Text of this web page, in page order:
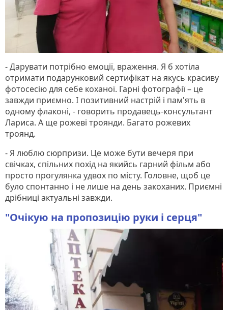
- Дарувати потрібно емоції, враження. Я б хотіла
отримати подарунковий сертифікат на якусь красиву
фотосесію для себе коханої. Гарні фотографії – це
завжди приємно. І позитивний настрій і пам'ять в
одному флаконі, - говорить продавець-консультант
Лариса. А ще рожеві троянди. Багато рожевих
троянд.
- Я люблю сюрпризи. Це може бути вечеря при
свічках, спільних похід на якийсь гарний фільм або
просто прогулянка удвох по місту. Головне, щоб це
було спонтанно і не лише на день закоханих. Приємні
дрібниці актуальні завжди.
"Очікую на пропозицію руки і серця"